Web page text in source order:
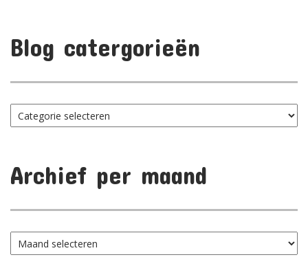
Blog catergorieën
Blog
catergorieën
Archief per maand
Archief
per